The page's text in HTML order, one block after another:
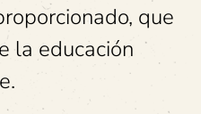
que
la educación